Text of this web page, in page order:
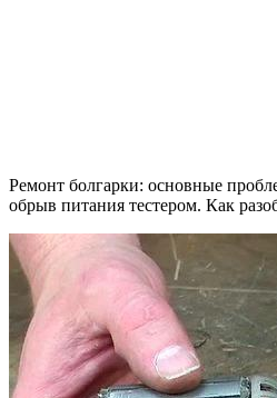
Ремонт болгарки: основные
обрыв питания тестером. Как